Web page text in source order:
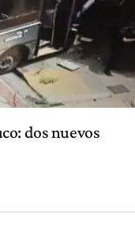
dos nuevos